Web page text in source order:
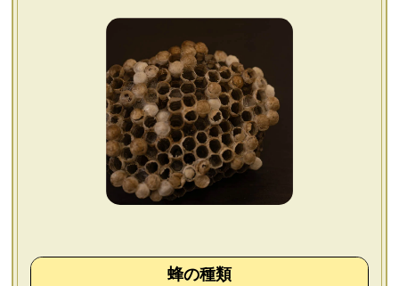
会社概要
お問い合わせ
個人情報保護方針
蜂の種類